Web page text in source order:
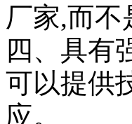
厂家,而
四、具有
可以提供
应。